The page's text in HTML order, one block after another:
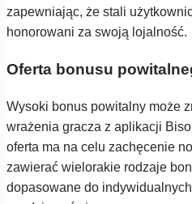
zapewniając, że stali
honorowani za swoją lojalność.
Oferta bonusu
Wysoki bonus powitalny może
wrażenia gracza z aplikacji
oferta ma na celu zachęcenie
zawierać wielorakie rodzaje
dopasowane do